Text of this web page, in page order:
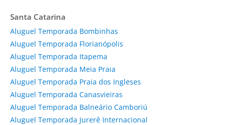
Santa Catarina
Aluguel Temporada Bombinhas
Aluguel Temporada Florianópolis
Aluguel Temporada Itapema
Aluguel Temporada Meia Praia
Aluguel Temporada Praia dos Ingleses
Aluguel Temporada Canasvieiras
Aluguel Temporada Balneário Camboriú
Aluguel Temporada Jurerê Internacional